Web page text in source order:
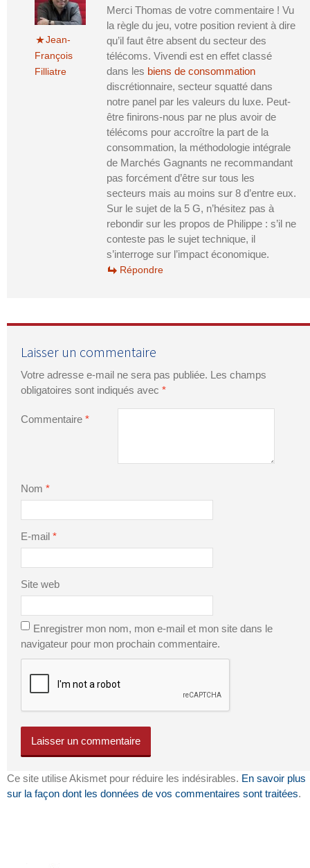
Jean-
François
Filliatre
Merci Thomas de votre commentaire ! Vu
la règle du jeu, votre position revient à dire
qu’il faut être absent du secteur des
télécoms. Vivendi est en effet classé
dans les biens de consommation
discrétionnaire, secteur squatté dans
notre panel par les valeurs du luxe. Peut-
être finirons-nous par ne plus avoir de
télécoms pour accroître la part de la
consommation, la méthodologie intégrale
de Marchés Gagnants ne recommandant
pas forcément d’être sur tous les
secteurs mais au moins sur 8 d’entre eux.
Sur le sujet de la 5 G, n’hésitez pas à
rebondir sur les propos de Philippe : s’il ne
conteste pas le sujet technique, il
s’interroge sur l’impact économique.
Répondre
Laisser un commentaire
Votre adresse e-mail ne sera pas publiée. Les champs
obligatoires sont indiqués avec *
Commentaire *
Nom *
E-mail *
Site web
Enregistrer mon nom, mon e-mail et mon site dans le
navigateur pour mon prochain commentaire.
Ce site utilise Akismet pour réduire les indésirables. En savoir plus
sur la façon dont les données de vos commentaires sont traitées.